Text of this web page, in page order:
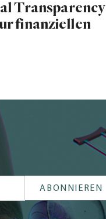
Transparency
finanziellen